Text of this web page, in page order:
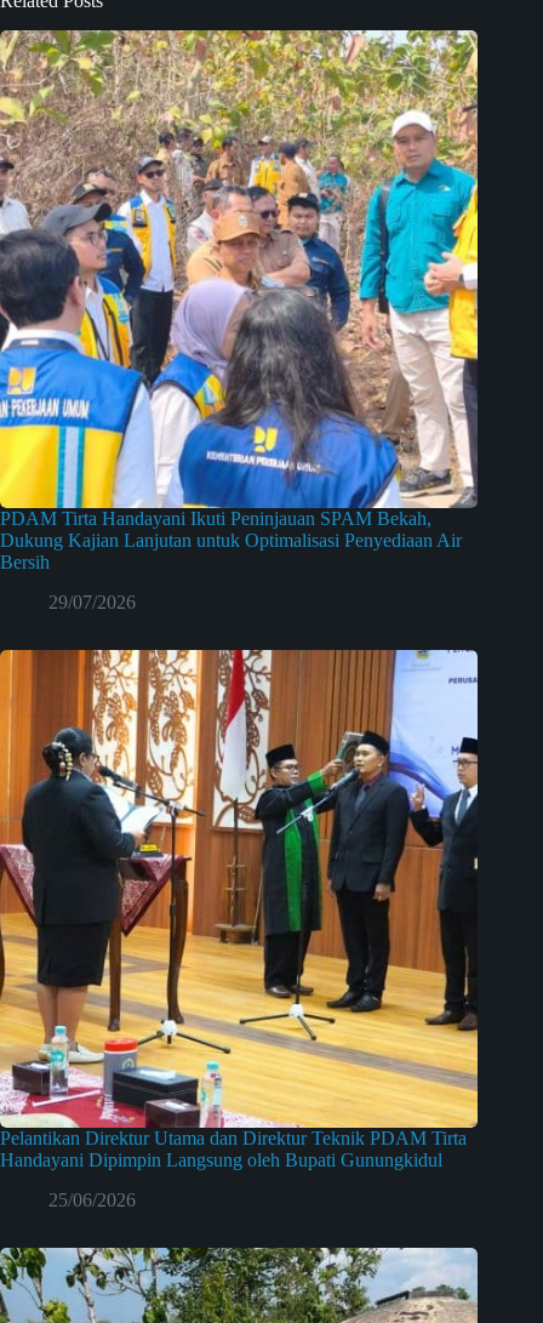
PDAM Tirta Handayani Ikuti Peninjauan SPAM Bekah,
Dukung Kajian Lanjutan untuk Optimalisasi Penyediaan Air
Bersih
29/07/2026
Pelantikan Direktur Utama dan Direktur Teknik PDAM Tirta
Handayani Dipimpin Langsung oleh Bupati Gunungkidul
25/06/2026